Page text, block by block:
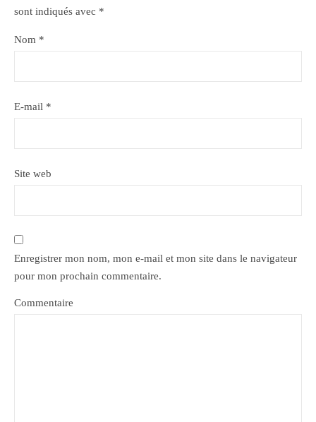
sont indiqués avec *
Nom *
E-mail *
Site web
Enregistrer mon nom, mon e-mail et mon site dans le navigateur
pour mon prochain commentaire.
Commentaire